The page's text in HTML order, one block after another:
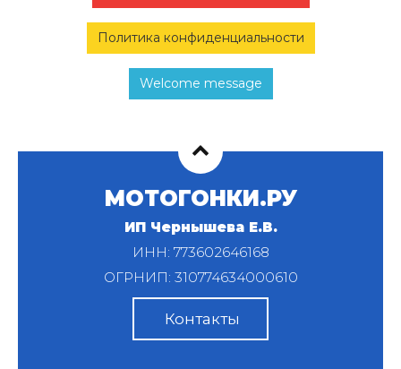
Политика конфиденциальности
Welcome message
МОТОГОНКИ.РУ
ИП Чернышева Е.В.
ИНН: 773602646168
ОГРНИП: 310774634000610
Контакты